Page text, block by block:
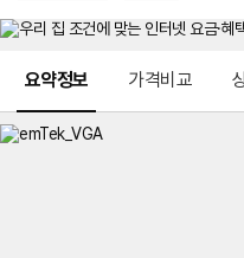
요약정보 가격비교